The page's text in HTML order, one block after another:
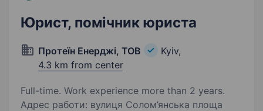
Юрист, помічник юриста
Протеїн Енерджі, ТОВ
Kyiv,
4.3 km from center
Full-time. Work experience more than 2 years.
Адрес работи: вулиця Солом’янська площа